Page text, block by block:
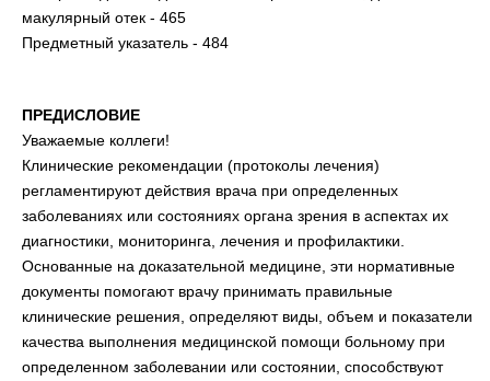
макулярный отек - 465
Предметный указатель - 484
ПРЕДИСЛОВИЕ
Уважаемые коллеги!
Клинические рекомендации (протоколы лечения)
регламентируют действия врача при определенных
заболеваниях или состояниях органа зрения в аспектах их
диагностики, мониторинга, лечения и профилактики.
Основанные на доказательной медицине, эти нормативные
документы помогают врачу принимать правильные
клинические решения, определяют виды, объем и показатели
качества выполнения медицинской помощи больному при
определенном заболевании или состоянии, способствуют